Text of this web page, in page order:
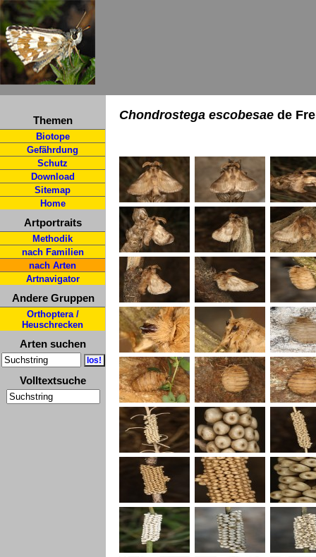
Themen
Biotope
Gefährdung
Schutz
Download
Sitemap
Home
Artportraits
Methodik
nach Familien
nach Arten
Artnavigator
Andere Gruppen
Orthoptera /
Heuschrecken
Arten suchen
Volltextsuche
Chondrostega escobesae de